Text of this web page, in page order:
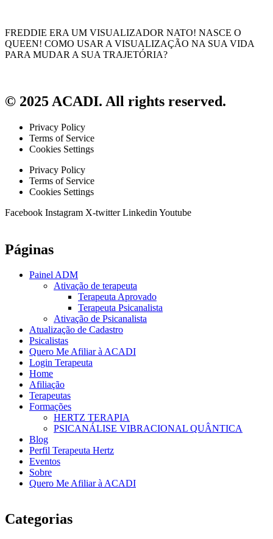
FREDDIE ERA UM VISUALIZADOR NATO! NASCE O
QUEEN! COMO USAR A VISUALIZAÇÃO NA SUA VIDA
PARA MUDAR A SUA TRAJETÓRIA?
© 2025 ACADI. All rights reserved.
Privacy Policy
Terms of Service
Cookies Settings
Privacy Policy
Terms of Service
Cookies Settings
Facebook Instagram X-twitter Linkedin Youtube
Páginas
Painel ADM
Ativação de terapeuta
Terapeuta Aprovado
Terapeuta Psicanalista
Ativação de Psicanalista
Atualização de Cadastro
Psicalistas
Quero Me Afiliar à ACADI
Login Terapeuta
Home
Afiliação
Terapeutas
Formações
HERTZ TERAPIA
PSICANÁLISE VIBRACIONAL QUÂNTICA
Blog
Perfil Terapeuta Hertz
Eventos
Sobre
Quero Me Afiliar à ACADI
Categorias